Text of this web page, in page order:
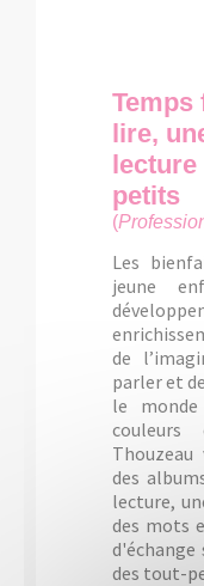
Temps
lire,
lecture
petits
(P
Les
jeune
de
parler et
le
des
lecture,
des mots
d'échange
des tout-